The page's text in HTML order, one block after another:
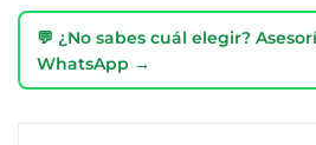
💬 ¿No sabes cuál elegir?
WhatsApp →